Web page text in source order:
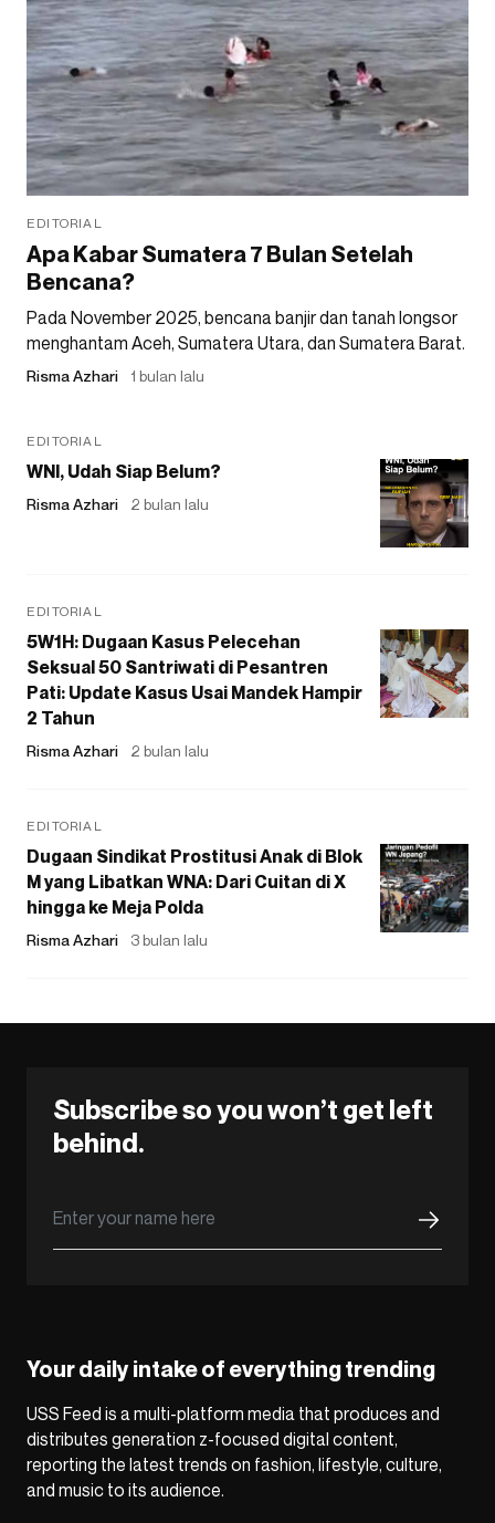
EDITORIAL
Apa Kabar Sumatera 7 Bulan Setelah
Bencana?
Pada November 2025, bencana banjir dan tanah longsor
menghantam Aceh, Sumatera Utara, dan Sumatera Barat.
Risma Azhari 1 bulan lalu
EDITORIAL
WNI, Udah Siap Belum?
Risma Azhari 2 bulan lalu
EDITORIAL
5W1H: Dugaan Kasus Pelecehan
Seksual 50 Santriwati di Pesantren
Pati: Update Kasus Usai Mandek Hampir
2 Tahun
Risma Azhari 2 bulan lalu
EDITORIAL
Dugaan Sindikat Prostitusi Anak di Blok
M yang Libatkan WNA: Dari Cuitan di X
hingga ke Meja Polda
Risma Azhari 3 bulan lalu
Subscribe so you won’t get left
behind.
Your daily intake of everything trending
USS Feed is a multi-platform media that produces and
distributes generation z-focused digital content,
reporting the latest trends on fashion, lifestyle, culture,
and music to its audience.